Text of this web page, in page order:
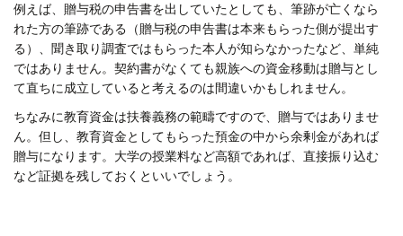
例えば、贈与税の申告書を出していたとしても、筆跡が亡くなら
れた方の筆跡である（贈与税の申告書は本来もらった側が提出す
る）、聞き取り調査ではもらった本人が知らなかったなど、単純
ではありません。契約書がなくても親族への資金移動は贈与とし
て直ちに成立していると考えるのは間違いかもしれません。
ちなみに教育資金は扶養義務の範疇ですので、贈与ではありませ
ん。但し、教育資金としてもらった預金の中から余剰金があれば
贈与になります。大学の授業料など高額であれば、直接振り込む
など証拠を残しておくといいでしょう。